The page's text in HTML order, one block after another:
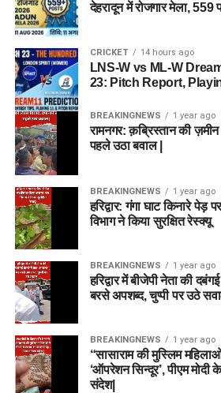
देहरादून में रोजगार मेला, 559
CRICKET 14 hours ago
LNS-W vs ML-W
23: Pitch Report,
BREAKINGNEWS 1 year ago
रामनगर: क़ब्रिस्तान की
पहले उठा बवाल |
BREAKINGNEWS 1 year ago
हरिद्वार: गंगा घाट किनारे पेड़
विभाग ने किया सुरक्षित रेस्क्यू
BREAKINGNEWS 1 year ago
हरिद्वार में बीजेपी नेता की
बरसे अपशब्द, चुप्पी पर उठे
BREAKINGNEWS 1 year ago
“सासाराम की मुस्लिम
‘ऑपरेशन सिन्दूर’, पीएम मोदी
संदेश|